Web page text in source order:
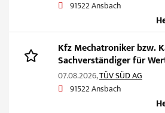
91522 Ansbach
Kfz Mechatroniker bzw.
Sachverständiger für
07.08.2026,TÜV SÜD AG
91522 Ansbach